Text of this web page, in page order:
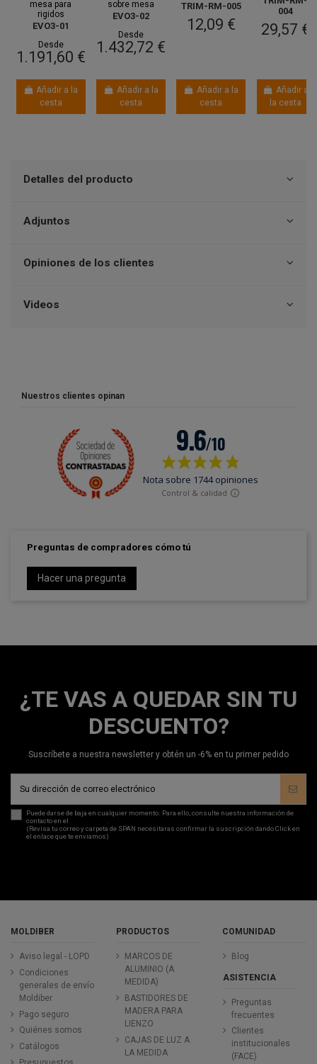
mesa para
rigidos
EVO3-01
Desde
1.191,60 €
Añadir a la
cesta
sobre mesa
EVO3-02
Desde
1.432,72 €
Añadir a la
cesta
TRIM-RM-005
12,09 €
Añadir a la
cesta
004
29,57 €
Añadir a
la cesta
Detalles del producto
Adjuntos
Opiniones de los clientes
Videos
Nuestros clientes opinan
Preguntas de compradores cómo tú
Hacer una pregunta
¿TE VAS A QUEDAR SIN TU
DESCUENTO?
Suscríbete a nuestra newsletter y obtén un -6% en tu primer pedido
Puede darse de baja en cualquier momento. Para ello, consulte nuestra información de
contacto en el
(Revisa tu correo y carpeta de SPAN necesitaras confirmar la suscripción dando Click en
el enlace que te enviamos)
MOLDIBER
Aviso legal - LOPD
Condiciones
generales de envío
Moldiber
Pago seguro
Quiénes somos
Catálogos
PRODUCTOS
MARCOS DE
ALUMINIO (A
MEDIDA)
BASTIDORES DE
MADERA PARA
LIENZO
CAJAS DE LUZ A
LA MEDIDA
COMUNIDAD
Blog
ASISTENCIA
Preguntas
frecuentes
Clientes
institucionales
(FACE)